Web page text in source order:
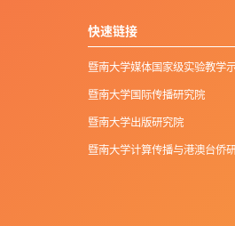
快速链接
暨南大学媒体国家级实验教学
暨南大学国际传播研究院
暨南大学出版研究院
暨南大学计算传播与港澳台侨